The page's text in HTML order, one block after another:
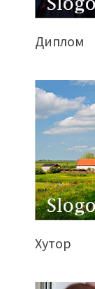
Диплом
Хутор